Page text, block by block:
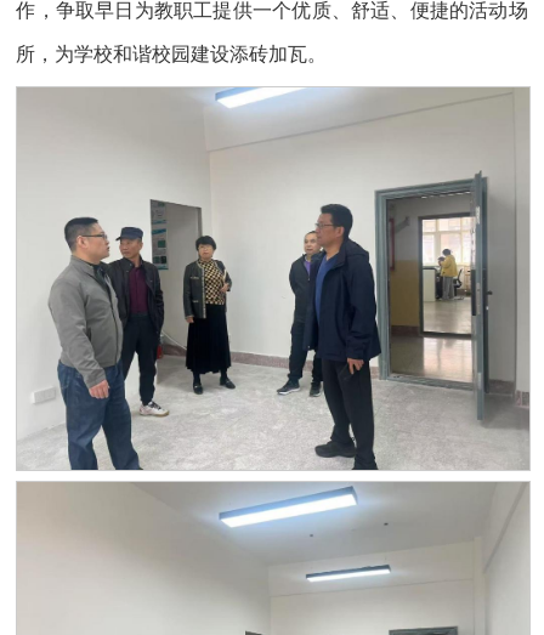
作，争取早日为教职工提供一个优质、舒适、便捷的活动场
所，为学校和谐校园建设添砖加瓦。